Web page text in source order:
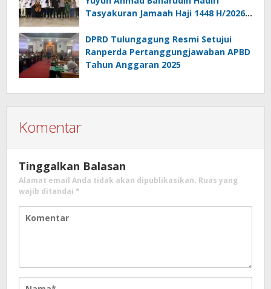
Tasyakuran Jamaah Haji 1448 H/2026
DPRD Tulungagung Resmi Setujui
Ranperda Pertanggungjawaban APBD
Tahun Anggaran 2025
Komentar
Tinggalkan Balasan
Alamat email Anda tidak akan dipublikasikan. Ruas yang
wajib ditandai *